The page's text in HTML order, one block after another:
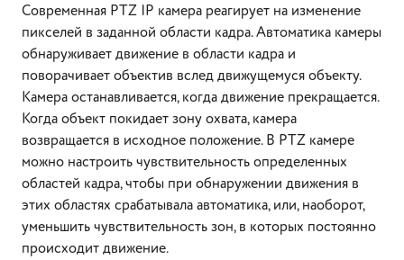
Современная PTZ IP камера реагирует на изменение
пикселей в заданной области кадра. Автоматика камеры
обнаруживает движение в области кадра и
поворачивает объектив вслед движущемуся объекту.
Камера останавливается, когда движение прекращается.
Когда объект покидает зону охвата, камера
возвращается в исходное положение. В PTZ камере
можно настроить чувствительность определенных
областей кадра, чтобы при обнаружении движения в
этих областях срабатывала автоматика, или, наоборот,
уменьшить чувствительность зон, в которых постоянно
происходит движение.